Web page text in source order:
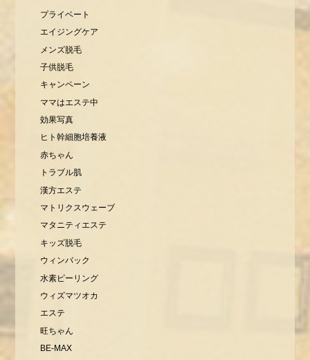
プライベート
エイジングケア
メンズ脱毛
子供脱毛
キャンペーン
ママはエステ中
効果写真
ヒト幹細胞培養液
赤ちゃん
トラブル肌
漢方エステ
マトリクスウェーブ
マタニティエステ
キッズ脱毛
ウィンバック
水素ピーリング
ウィズマツオカ
エステ
旺ちゃん
BE-MAX